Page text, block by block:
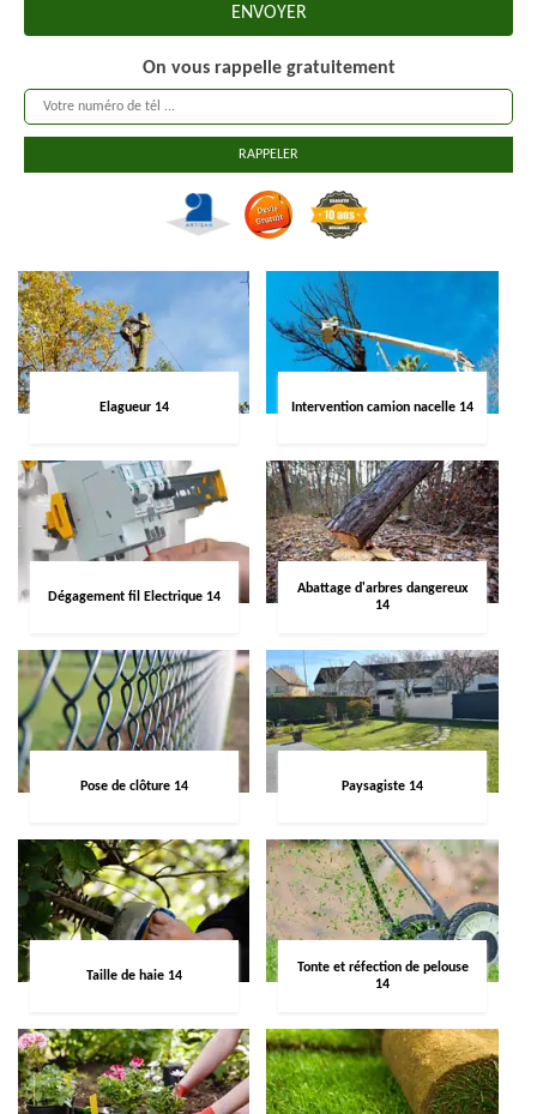
On vous rappelle gratuitement
Elagueur 14 Intervention camion nacelle 14
Dégagement fil Electrique 14
Abattage d'arbres dangereux
14
Pose de clôture 14 Paysagiste 14
Taille de haie 14
Tonte et réfection de pelouse
14